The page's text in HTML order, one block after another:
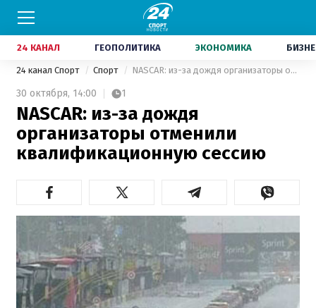
24 КАНАЛ ГЕОПОЛИТИКА ЭКОНОМИКА
24 канал Спорт Спорт NASCAR: из-за дождя организаторы отменили квалификационную сессию
30 октября, 14:00 1
NASCAR: из-за дождя
организаторы отменили
квалификационную сессию